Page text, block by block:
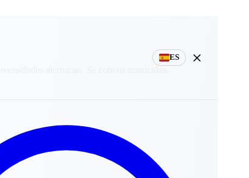
ES
alemanas. Se cobran matrículas.